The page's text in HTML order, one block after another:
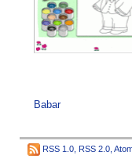
Babar
RSS 1.0 RSS 2.0